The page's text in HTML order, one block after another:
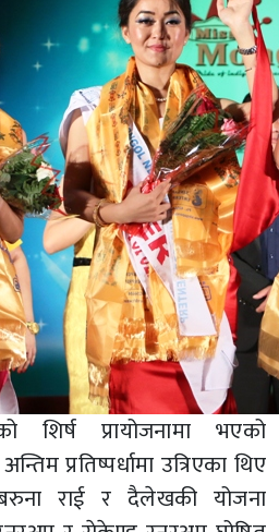
शिर्ष प्रायोजनामा भएको
प्रतिष्पर्धामा उत्रिएका थिए
राई र दैलेखकी योजना